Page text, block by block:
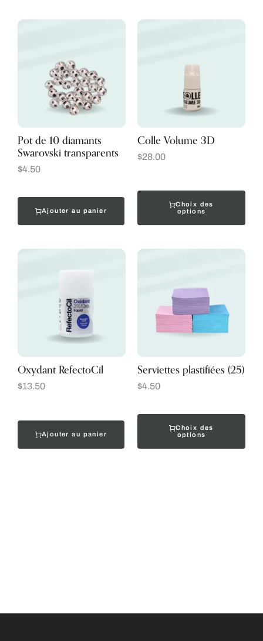
Pot de 10 diamants
Swarovski transparents
$4.50
Ajouter au panier
Colle Volume 3D
$28.00
Choix des
options
Oxydant RefectoCil
$13.50
Ajouter au panier
Serviettes plastifiées (25)
$4.50
Choix des
options